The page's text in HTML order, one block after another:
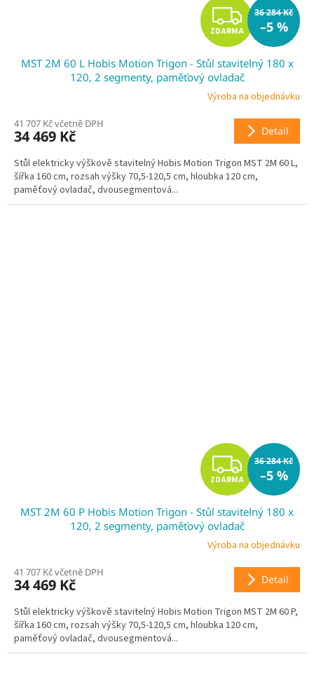
Z
D
A
R
M
A
ZDARMA
36 284 Kč
–5 %
MST 2M 60 L Hobis Motion Trigon - Stůl stavitelný 180 x
120, 2 segmenty, paměťový ovladač
Výroba na objednávku
41 707 Kč včetně DPH
34 469 Kč Detail
Stůl elektricky výškově stavitelný Hobis Motion Trigon MST 2M 60 L,
šířka 160 cm, rozsah výšky 70,5-120,5 cm, hloubka 120 cm,
paměťový ovladač, dvousegmentová...
Z
D
A
R
M
A
ZDARMA
36 284 Kč
–5 %
MST 2M 60 P Hobis Motion Trigon - Stůl stavitelný 180 x
120, 2 segmenty, paměťový ovladač
Výroba na objednávku
41 707 Kč včetně DPH
34 469 Kč Detail
Stůl elektricky výškově stavitelný Hobis Motion Trigon MST 2M 60 P,
šířka 160 cm, rozsah výšky 70,5-120,5 cm, hloubka 120 cm,
paměťový ovladač, dvousegmentová...